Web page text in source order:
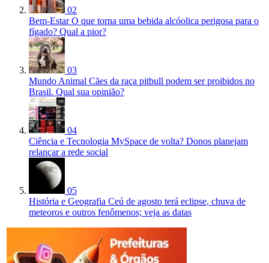
02
Bem-Estar O que torna uma bebida alcóolica perigosa para o
fígado? Qual a pior?
03
Mundo Animal Cães da raça pitbull podem ser proibidos no
Brasil. Qual sua opinião?
04
Ciência e Tecnologia MySpace de volta? Donos planejam
relançar a rede social
05
História e Geografia Ceú de agosto terá eclipse, chuva de
meteoros e outros fenômenos; veja as datas